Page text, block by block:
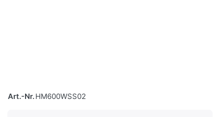
Art.-Nr.HM600WSS02